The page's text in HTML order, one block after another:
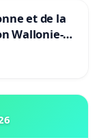
et de la
Wallonie-